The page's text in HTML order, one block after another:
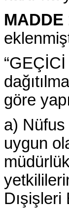
MADDE
göre
a) Nüfus
uygun
Dışişleri